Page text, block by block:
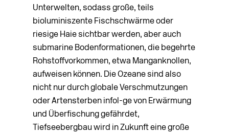
Unterwelten, sodass große, teils
bioluminiszente Fischschwärme oder
riesige Haie sichtbar werden, aber auch
submarine Bodenformationen, die begehrte
Rohstoffvorkommen, etwa Manganknollen,
aufweisen können. Die Ozeane sind also
nicht nur durch globale Verschmutzungen
oder Artensterben infol-ge von Erwärmung
und Überfischung gefährdet,
Tiefseebergbau wird in Zukunft eine große